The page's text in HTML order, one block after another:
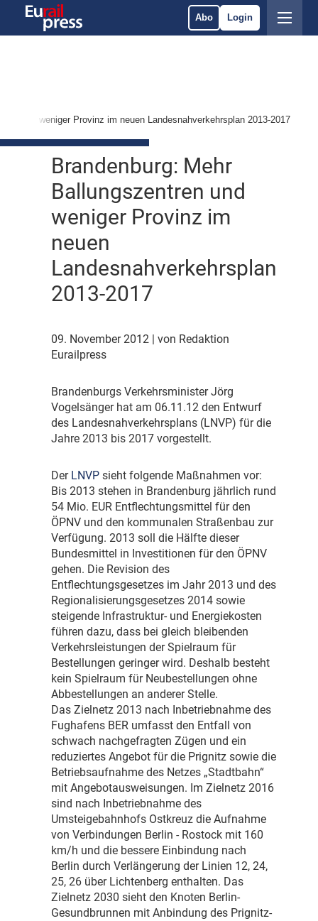
Abo Login
und weniger Provinz im neuen Landesnahverkehrsplan 2013-2017
Brandenburg: Mehr
Ballungszentren und
weniger Provinz im
neuen
Landesnahverkehrsplan
2013-2017
09. November 2012
| von Redaktion
Eurailpress
Brandenburgs Verkehrsminister Jörg
Vogelsänger hat am 06.11.12 den Entwurf
des Landesnahverkehrsplans (LNVP) für die
Jahre 2013 bis 2017 vorgestellt.
Der LNVP sieht folgende Maßnahmen vor:
Bis 2013 stehen in Brandenburg jährlich rund
54 Mio. EUR Entflechtungsmittel für den
ÖPNV und den kommunalen Straßenbau zur
Verfügung. 2013 soll die Hälfte dieser
Bundesmittel in Investitionen für den ÖPNV
gehen. Die Revision des
Entflechtungsgesetzes im Jahr 2013 und des
Regionalisierungsgesetzes 2014 sowie
steigende Infrastruktur- und Energiekosten
führen dazu, dass bei gleich bleibenden
Verkehrsleistungen der Spielraum für
Bestellungen geringer wird. Deshalb besteht
kein Spielraum für Neubestellungen ohne
Abbestellungen an anderer Stelle.
Das Zielnetz 2013 nach Inbetriebnahme des
Fughafens BER umfasst den Entfall von
schwach nachgefragten Zügen und ein
reduziertes Angebot für die Prignitz sowie die
Betriebsaufnahme des Netzes „Stadtbahn“
mit Angebotausweisungen. Im Zielnetz 2016
sind nach Inbetriebnahme des
Umsteigebahnhofs Ostkreuz die Aufnahme
von Verbindungen Berlin - Rostock mit 160
km/h und die bessere Einbindung nach
Berlin durch Verlängerung der Linien 12, 24,
25, 26 über Lichtenberg enthalten. Das
Zielnetz 2030 sieht den Knoten Berlin-
Gesundbrunnen mit Anbindung des Prignitz-